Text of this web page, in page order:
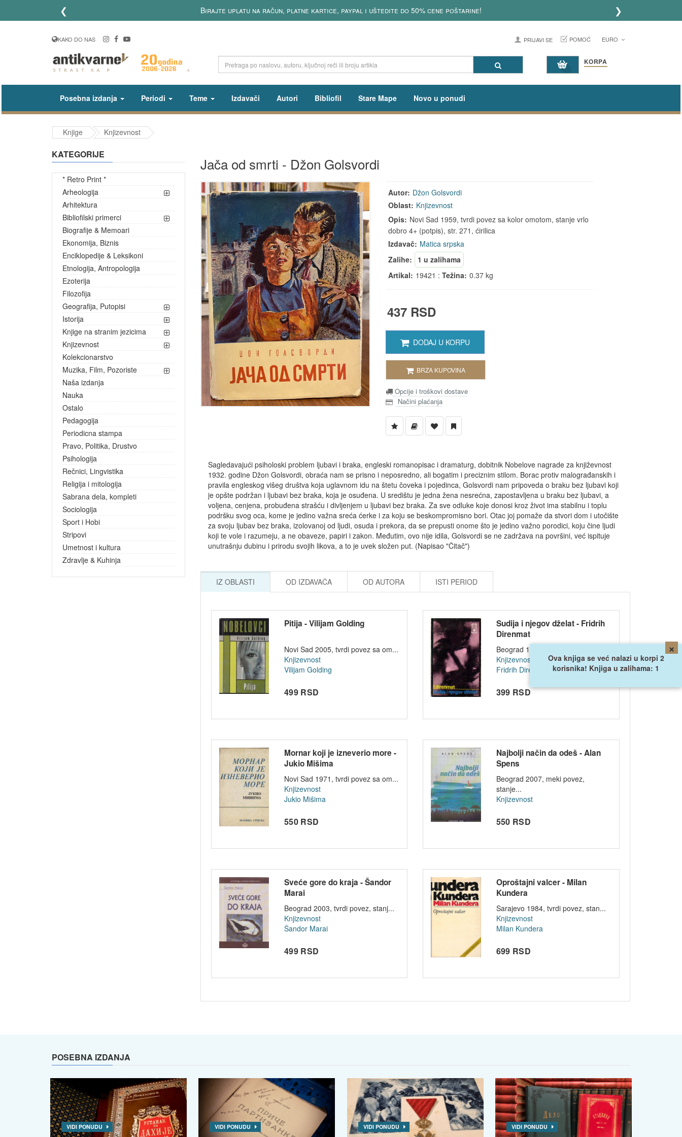
❮ Birajte uplatu na račun, platne kartice, paypal i uštedite do 50% cene poštarine! ❯
KAKO DO NAS PRIJAVI SE POMOĆ EURO
KORPA
Posebna izdanja Periodi Teme Izdavači Autori Bibliofil Stare Mape Novo u ponudi
Knjige Knjizevnost
KATEGORIJE
* Retro Print *
Arheologija
Arhitektura
Bibliofilski primerci
Biografije & Memoari
Ekonomija, Biznis
Enciklopedije & Leksikoni
Etnologija, Antropologija
Ezoterija
Filozofija
Geografija, Putopisi
Istorija
Knjige na stranim jezicima
Knjizevnost
Kolekcionarstvo
Muzika, Film, Pozoriste
Naša izdanja
Nauka
Ostalo
Pedagogija
Periodicna stampa
Pravo, Politika, Drustvo
Psihologija
Rečnici, Lingvistika
Religija i mitologija
Sabrana dela, kompleti
Sociologija
Sport i Hobi
Stripovi
Umetnost i kultura
Zdravlje & Kuhinja
Jača od smrti - Džon Golsvordi
Autor: Džon Golsvordi
Oblast: Knjizevnost
Opis: Novi Sad 1959, tvrdi povez sa kolor omotom, stanje vrlo
dobro 4+ (potpis), str. 271, ćirilica
Izdavač: Matica srpska
Zalihe:
1 u zalihama
Artikal: 19421 :Težina: 0.37 kg
437 RSD
DODAJ U KORPU
BRZA KUPOVINA
Opcije i troškovi dostave
Načini plaćanja
Sagledavajući psiholoski problem ljubavi i braka, engleski romanopisac i dramaturg, dobitnik Nobelove nagrade za književnost
1932. godine Džon Golsvordi, obraća nam se prisno i neposredno, ali bogatim i preciznim stilom. Borac protiv malograđanskih i
pravila engleskog višeg društva koja uglavnom idu na štetu čoveka i pojedinca, Golsvordi nam pripoveda o braku bez ljubavi koji
je opšte podržan i ljubavi bez braka, koja je osuđena. U središtu je jedna žena nesrećna, zapostavljena u braku bez ljubavi, a
voljena, cenjena, probuđena strašću i divljenjem u ljubavi bez braka. Za sve odluke koje donosi kroz život ima stabilnu i toplu
podršku svog oca, kome je jedino važna sreća ćerke i za koju se beskompromisno bori. Otac joj pomaže da stvori dom i utočište
za svoju ljubav bez braka, izolovanoj od ljudi, osuda i prekora, da se prepusti onome što je jedino važno porodici, koju čine ljudi
koji te vole i razumeju, a ne obaveze, papiri i zakon. Međutim, ovo nije idila, Golsvordi se ne zadržava na površini, već ispituje
unutrašnju dubinu i prirodu svojih likova, a to je uvek složen put. (Napisao "Čitač")
IZ OBLASTI OD IZDAVAČA OD AUTORA ISTI PERIOD
Pitija - Vilijam Golding
Novi Sad 2005, tvrdi povez sa om...
Knjizevnost
Vilijam Golding
499 RSD
Sudija i njegov dželat - Fridrih
Direnmat
Beograd 1975, str. 105, meki pov...
Knjizevnost
Fridrih Direnmat
399 RSD
Mornar koji je izneverio more -
Jukio Mišima
Novi Sad 1971, tvrdi povez sa om...
Knjizevnost
Jukio Mišima
550 RSD
Najbolji način da odeš - Alan
Spens
Beograd 2007, meki povez,
stanje...
Knjizevnost
550 RSD
Sveće gore do kraja - Šandor
Marai
Beograd 2003, tvrdi povez, stanj...
Knjizevnost
Šandor Marai
499 RSD
Oproštajni valcer - Milan
Kundera
Sarajevo 1984, tvrdi povez, stan...
Knjizevnost
Milan Kundera
699 RSD
×
Ova knjiga se već nalazi u korpi 2
korisnika! Knjiga u zalihama: 1
POSEBNA IZDANJA
VIDI PONUDU VIDI PONUDU VIDI PONUDU VIDI PONUDU